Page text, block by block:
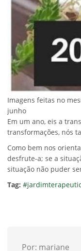
Imagens feitas no
junho
Em um ano, eis a
transformações, nós
Como bem nos
desfrute-a; se a
situação não puder
Tag:
Por: mariane